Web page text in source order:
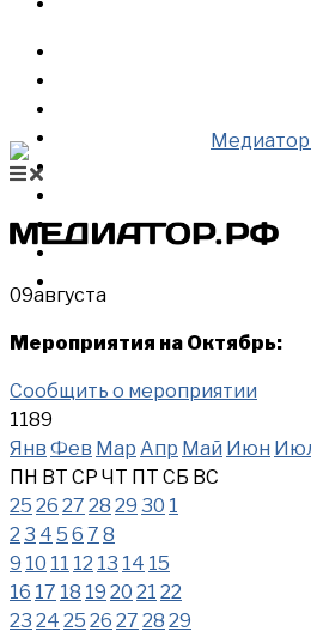
ВИДЕО
09августа
Мероприятия на Октябрь:
Сообщить о мероприятии
1189
Янв Фев Мар Апр Май Июн
ПН ВТ СР ЧТ ПТ СБ ВС
25 26 27 28 29 30 1
2 3 4 5 6 7 8
9 10 11 12 13 14 15
16 17 18 19 20 21 22
23 24 25 26 27 28 29